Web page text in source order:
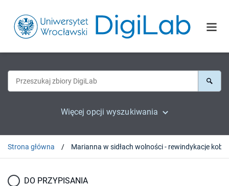
Więcej opcji wyszukiwania
Strona główna
DO PRZYPISANIA